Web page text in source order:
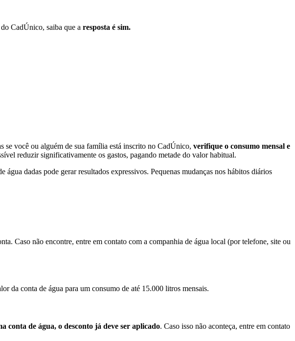
CadÚnico, saiba que a resposta é sim.
se você ou alguém de sua família está inscrito no CadÚnico, verifique o consumo mensal e
reduzir significativamente os gastos, pagando metade do valor habitual.
água dadas pode gerar resultados expressivos. Pequenas mudanças nos hábitos diários
Caso não encontre, entre em contato com a companhia de água local (por telefone, site ou
da conta de água para um consumo de até 15.000 litros mensais.
conta de água, o desconto já deve ser aplicado. Caso isso não aconteça, entre em contato